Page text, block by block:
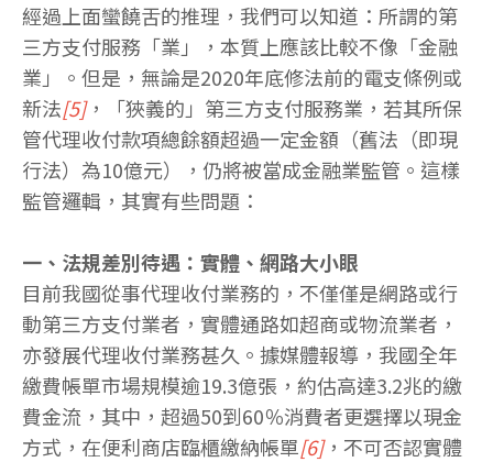
經過上面蠻饒舌的推理，我們可以知道：所謂的第
三方支付服務「業」，本質上應該比較不像「金融
業」。但是，無論是2020年底修法前的電支條例或
新法[5]，「狹義的」第三方支付服務業，若其所保
管代理收付款項總餘額超過一定金額（舊法（即現
行法）為10億元），仍將被當成金融業監管。這樣
監管邏輯，其實有些問題：
一、法規差別待遇：實體、網路大小眼
目前我國從事代理收付業務的，不僅僅是網路或行
動第三方支付業者，實體通路如超商或物流業者，
亦發展代理收付業務甚久。據媒體報導，我國全年
繳費帳單市場規模逾19.3億張，約估高達3.2兆的繳
費金流，其中，超過50到60％消費者更選擇以現金
方式，在便利商店臨櫃繳納帳單[6]，不可否認實體